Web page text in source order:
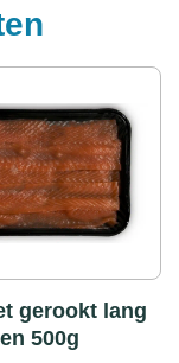
gerookt lang
500g